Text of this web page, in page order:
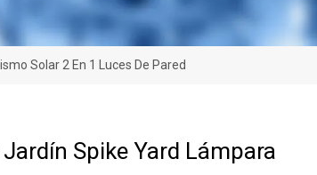
Solar 2 En 1 Luces De Pared
Jardín Spike Yard Lámpara